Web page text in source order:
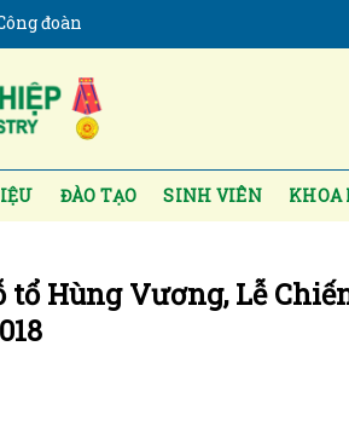
đoàn
ĐÀO TẠO SINH VIÊN KHOA
Hùng Vương, Lễ